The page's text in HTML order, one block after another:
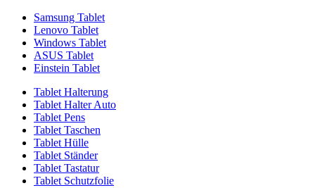
Samsung Tablet
Lenovo Tablet
Windows Tablet
ASUS Tablet
Einstein Tablet
Tablet Halterung
Tablet Halter Auto
Tablet Pens
Tablet Taschen
Tablet Hülle
Tablet Ständer
Tablet Tastatur
Tablet Schutzfolie